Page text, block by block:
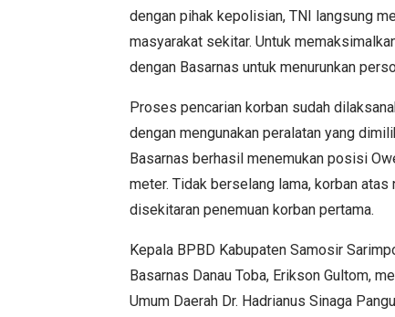
dengan pihak kepolisian, TNI langsung
masyarakat sekitar. Untuk
dengan Basarnas untuk menurunkan
Proses pencarian korban sudah
dengan mengunakan peralatan yang
Basarnas berhasil menemukan posisi
meter. Tidak berselang lama, korban
disekitaran penemuan korban pertama.
Kepala BPBD Kabupaten Samosir
Basarnas Danau Toba, Erikson Gultom,
Umum Daerah Dr. Hadrianus Sinaga